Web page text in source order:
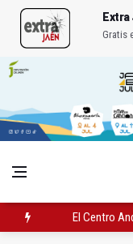
Extra
Gratis
El Centro